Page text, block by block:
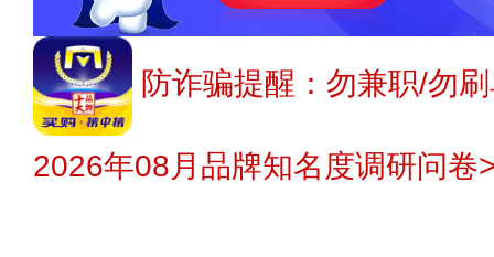
防诈骗提醒：勿兼职/勿
2026年08月品牌知名度调研问卷